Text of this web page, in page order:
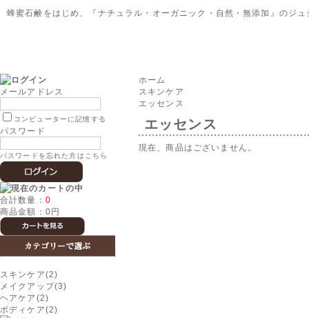
蜂蜜石鹸をはじめ、『ナチュラル・オーガニック・自然・無添加』のジ
メールアドレス
コンピューターに記憶する
パスワード
パスワードを忘れた方はこちら
合計数量： 0
商品金額： 0円
スキンケア(2)
メイクアップ(3)
ヘアケア(2)
ボディケア(2)
ホーム
スキンケア
エッセンス
エッセンス
現在、商品はございません。